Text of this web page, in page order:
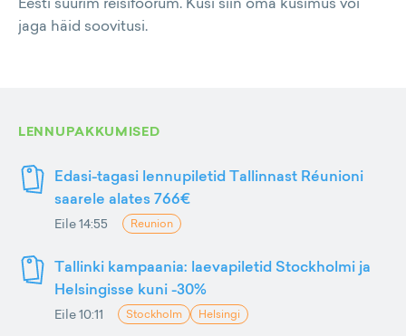
jaga häid soovitusi.
LENNUPAKKUMISED
Edasi-tagasi lennupiletid Tallinnast Réunioni
saarele alates 766€
Eile 14:55 Reunion
Tallinki kampaania: laevapiletid Stockholmi ja
Helsingisse kuni -30%
Eile 10:11 Stockholm Helsingi